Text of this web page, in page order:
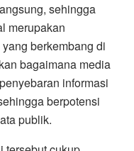
sehingga
merupakan
berkembang di
bagaimana media
informasi
berpotensi
publik.